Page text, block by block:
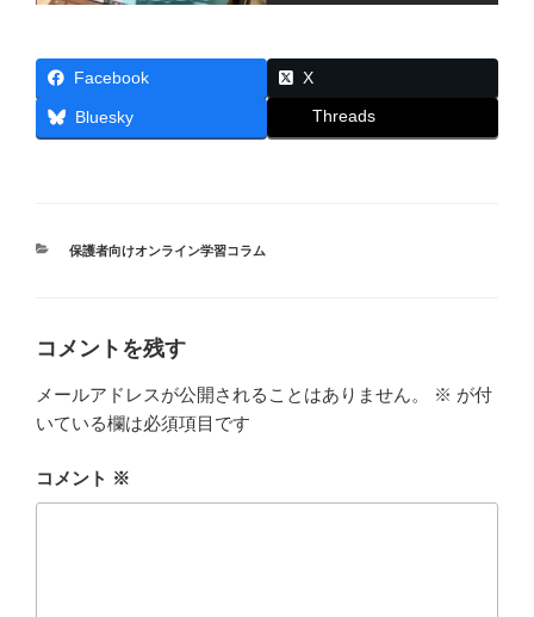
Facebook X
Bluesky Threads
カ
保護者向けオンライン学習コラム
コメントを残す
メールアドレスが公開されることはありません。 ※ が付
いている欄は必須項目です
コメント ※